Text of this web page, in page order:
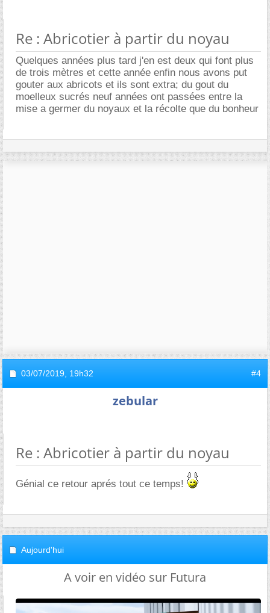
Re : Abricotier à partir du noyau
Quelques années plus tard j'en est deux qui font plus
de trois mètres et cette année enfin nous avons put
gouter aux abricots et ils sont extra; du gout du
moelleux sucrés neuf années ont passées entre la
mise a germer du noyaux et la récolte que du bonheur
03/07/2019, 19h32 #4
zebular
Re : Abricotier à partir du noyau
Génial ce retour aprés tout ce temps!
Aujourd'hui
A voir en vidéo sur Futura